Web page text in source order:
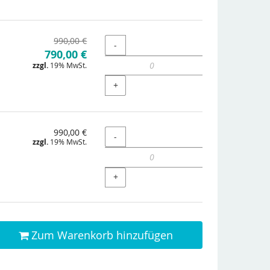
Ursprünglicher
Preis:
990,00 €
Neuer
Preis:
790,00 €
zzgl. 19% MwSt.
Menge
-
+
990,00 €
zzgl. 19% MwSt. Menge
-
+
Zum Warenkorb hinzufügen